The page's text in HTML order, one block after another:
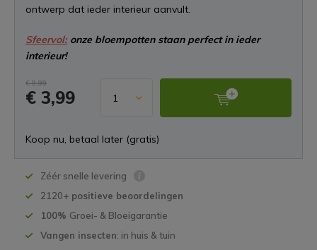
ontwerp dat ieder interieur aanvult.
Sfeervol:onze bloempotten staan perfect in ieder
interieur!
€ 9,99
€ 3,99
Koop nu, betaal later (gratis)
Zéér snelle levering
2120+ positieve beoordelingen
100% Groei- & Bloeigarantie
Vangen insecten: in huis & tuin